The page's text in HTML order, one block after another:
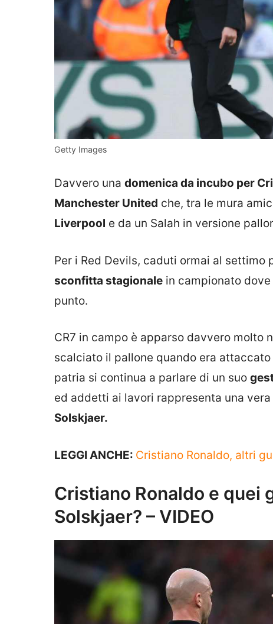
Getty Images
Davvero una domenica da incubo per
Manchester United che, tra le mura
Liverpool e da un Salah in versione
Per i Red Devils, caduti ormai al
sconfitta stagionale in campionato
punto.
CR7 in campo è apparso davvero molto
scalciato il pallone quando era
patria si continua a parlare di un suo
ed addetti ai lavori rappresenta una
Solskjaer.
LEGGI ANCHE: Cristiano Ronaldo, altri
Cristiano Ronaldo e quei
Solskjaer? – VIDEO